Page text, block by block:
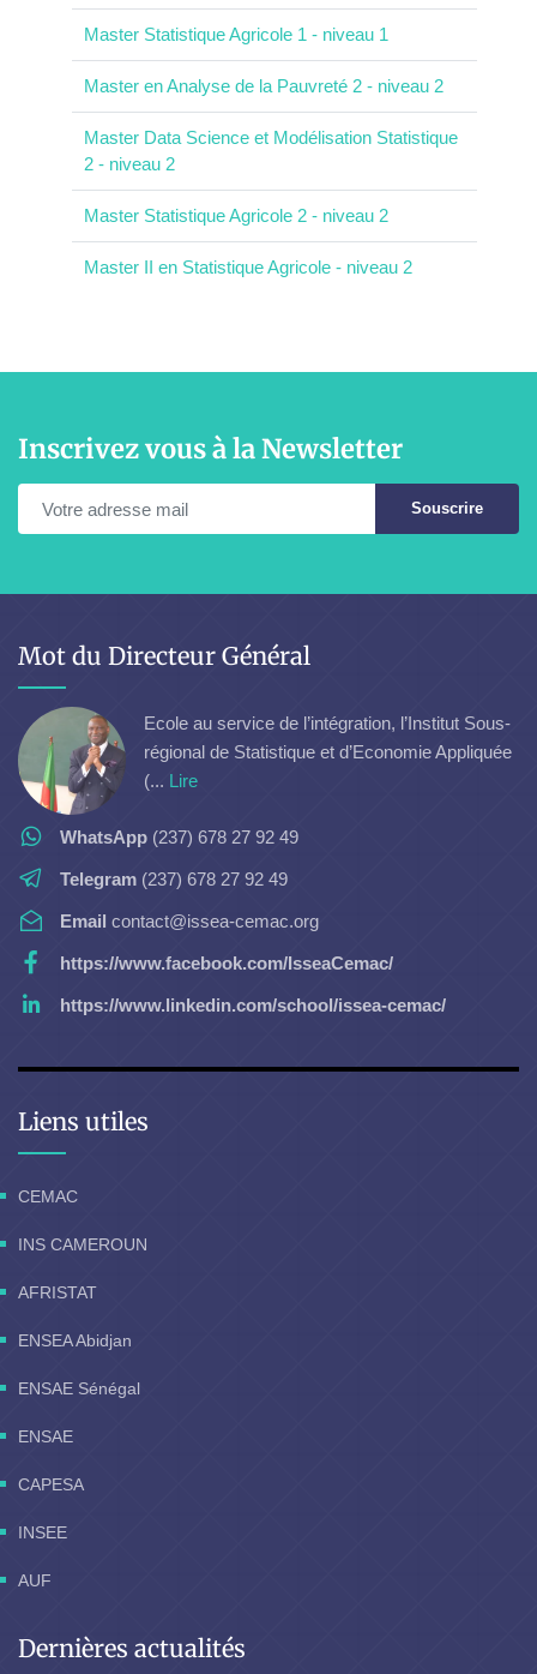
Master Statistique Agricole 1 - niveau 1
Master en Analyse de la Pauvreté 2 - niveau 2
Master Data Science et Modélisation Statistique
2 - niveau 2
Master Statistique Agricole 2 - niveau 2
Master II en Statistique Agricole - niveau 2
Inscrivez vous à la Newsletter
Souscrire
Mot du Directeur Général
Ecole au service de l’intégration, l’Institut Sous-
régional de Statistique et d’Economie Appliquée
(... Lire
WhatsApp (237) 678 27 92 49
Telegram (237) 678 27 92 49
Email contact@issea-cemac.org
https://www.facebook.com/IsseaCemac/
https://www.linkedin.com/school/issea-cemac/
Liens utiles
CEMAC
INS CAMEROUN
AFRISTAT
ENSEA Abidjan
ENSAE Sénégal
ENSAE
CAPESA
INSEE
AUF
Dernières actualités